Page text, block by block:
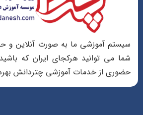
سیستم آموزشی ما به صورت آنلاین و
شما می توانید هرکجای ایران که
حضوری از خدمات آموزشی چتردانش